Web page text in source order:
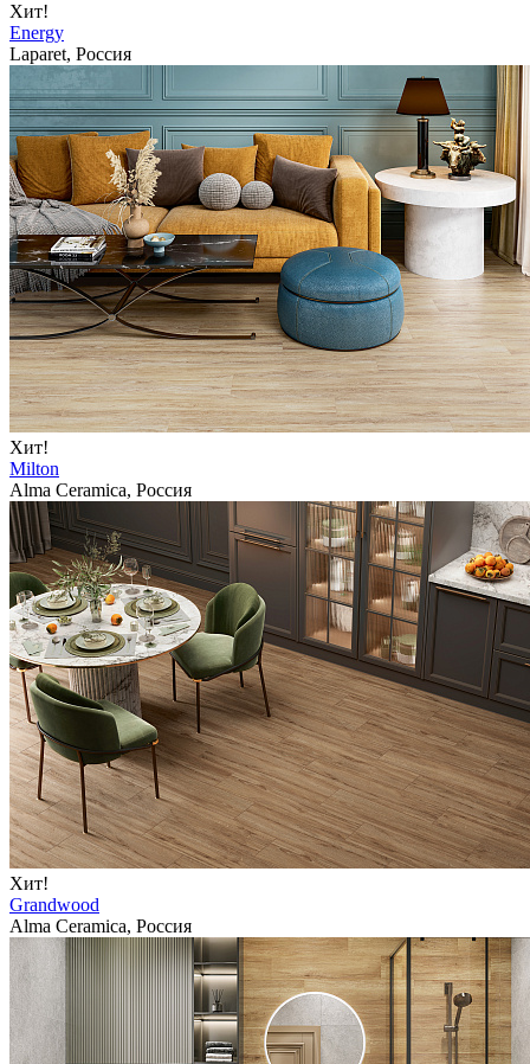
Хит!
Energy
Laparet, Россия
Хит!
Milton
Alma Ceramica, Россия
Хит!
Grandwood
Alma Ceramica, Россия